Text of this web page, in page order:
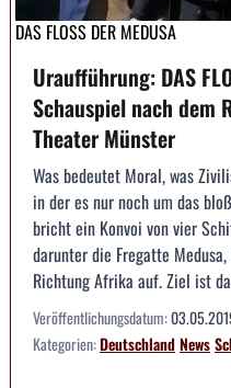
DAS FLOSS DER MEDUSA
Uraufführung: DAS
Schauspiel nach dem
Theater Münster
Was bedeutet Moral, was
in der es nur noch um das
bricht ein Konvoi von vier
darunter die Fregatte
Richtung Afrika auf. Ziel ist
Veröffentlichungsdatum:
Kategorien:DeutschlandNews